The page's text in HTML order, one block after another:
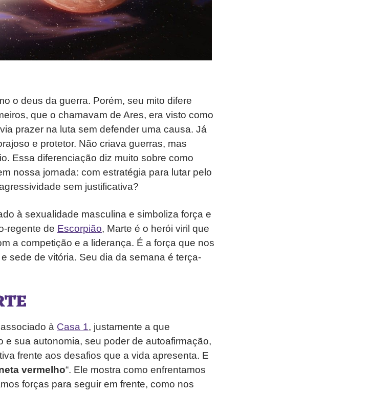
o deus da guerra. Porém, seu mito difere
que o chamavam de Ares, era visto como
prazer na luta sem defender uma causa. Já
e protetor. Não criava guerras, mas
Essa diferenciação diz muito sobre como
nossa jornada: com estratégia para lutar pelo
sem justificativa?
à sexualidade masculina e simboliza força e
regente de Escorpião, Marte é o herói viril que
a competição e a liderança. É a força que nos
sede de vitória. Seu dia da semana é terça-
à Casa 1, justamente a que
sua autonomia, seu poder de autoafirmação,
frente aos desafios que a vida apresenta. E
vermelho“. Ele mostra como enfrentamos
forças para seguir em frente, como nos